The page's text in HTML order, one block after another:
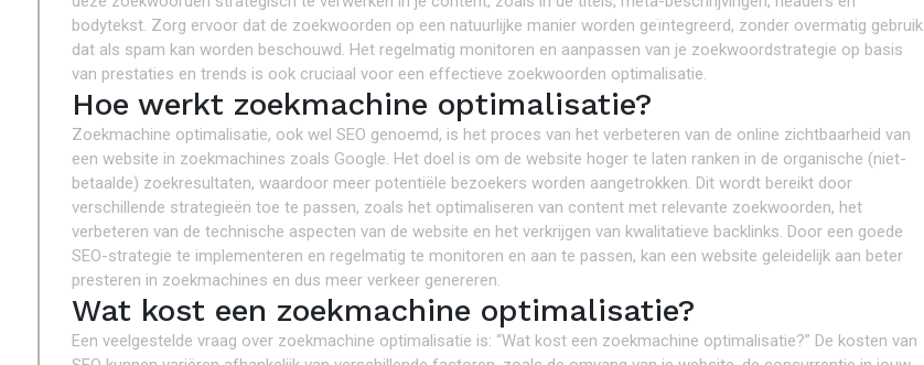
bodytekst. Zorg ervoor dat de zoekwoorden op een natuurlijke manier worden geïntegreerd, zonder overmatig gebruik
dat als spam kan worden beschouwd. Het regelmatig monitoren en aanpassen van je zoekwoordstrategie op basis
van prestaties en trends is ook cruciaal voor een effectieve zoekwoorden optimalisatie.
Hoe werkt zoekmachine optimalisatie?
Zoekmachine optimalisatie, ook wel SEO genoemd, is het proces van het verbeteren van de online zichtbaarheid van
een website in zoekmachines zoals Google. Het doel is om de website hoger te laten ranken in de organische (niet-
betaalde) zoekresultaten, waardoor meer potentiële bezoekers worden aangetrokken. Dit wordt bereikt door
verschillende strategieën toe te passen, zoals het optimaliseren van content met relevante zoekwoorden, het
verbeteren van de technische aspecten van de website en het verkrijgen van kwalitatieve backlinks. Door een goede
SEO-strategie te implementeren en regelmatig te monitoren en aan te passen, kan een website geleidelijk aan beter
presteren in zoekmachines en dus meer verkeer genereren.
Wat kost een zoekmachine optimalisatie?
Een veelgestelde vraag over zoekmachine optimalisatie is: “Wat kost een zoekmachine optimalisatie?” De kosten van